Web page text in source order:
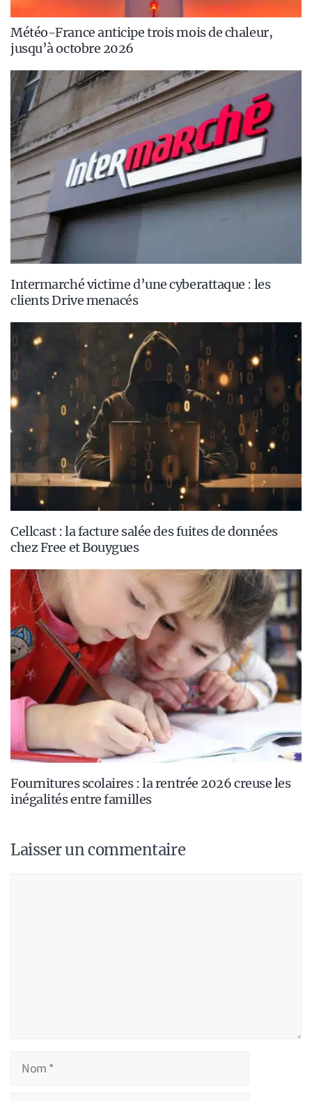
Météo-France anticipe trois mois de chaleur,
jusqu’à octobre 2026
Intermarché victime d’une cyberattaque : les
clients Drive menacés
Cellcast : la facture salée des fuites de données
chez Free et Bouygues
Fournitures scolaires : la rentrée 2026 creuse les
inégalités entre familles
Laisser un commentaire
Nom